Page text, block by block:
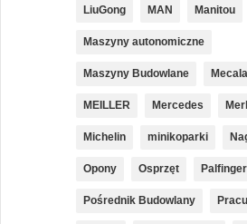
LiuGong MAN Manitou
Maszyny autonomiczne
Maszyny Budowlane
MEILLER Mercedes
Michelin minikoparki
Opony Osprzęt Palfinger
Pośrednik Budowlany